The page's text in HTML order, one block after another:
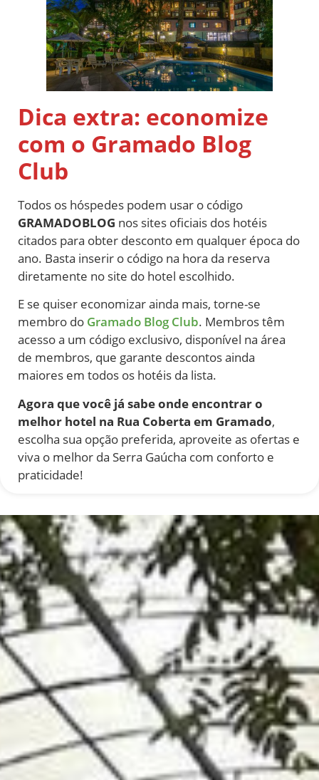
Dica extra: economize
com o Gramado Blog
Club
Todos os hóspedes podem usar o código
GRAMADOBLOG nos sites oficiais dos hotéis
citados para obter desconto em qualquer época do
ano. Basta inserir o código na hora da reserva
diretamente no site do hotel escolhido.
E se quiser economizar ainda mais, torne-se
membro do Gramado Blog Club. Membros têm
acesso a um código exclusivo, disponível na área
de membros, que garante descontos ainda
maiores em todos os hotéis da lista.
Agora que você já sabe onde encontrar o
melhor hotel na Rua Coberta em Gramado,
escolha sua opção preferida, aproveite as ofertas e
viva o melhor da Serra Gaúcha com conforto e
praticidade!